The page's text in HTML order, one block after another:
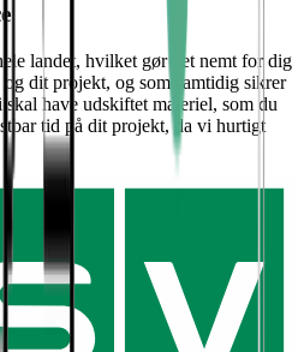
landet, hvilket gør det nemt for dig
dit projekt, og som samtidig sikrer
have udskiftet materiel, som du
tid på dit projekt, da vi hurtigt